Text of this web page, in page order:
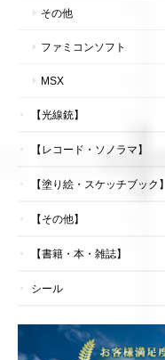
その他
ファミコンソフト
MSX
【光線銃】
【レコード・ソノラマ】
【塗り絵・スケッチブック】
【その他】
【書籍・本・雑誌】
シール